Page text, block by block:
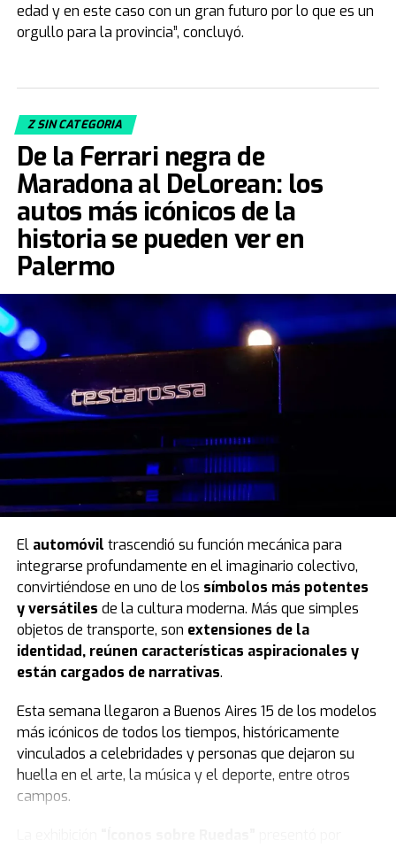
edad y en este caso con un gran futuro por lo que es un
orgullo para la provincia”, concluyó.
Z SIN CATEGORIA
De la Ferrari negra de
Maradona al DeLorean: los
autos más icónicos de la
historia se pueden ver en
Palermo
El automóvil trascendió su función mecánica para
integrarse profundamente en el imaginario colectivo,
convirtiéndose en uno de los símbolos más potentes
y versátiles de la cultura moderna. Más que simples
objetos de transporte, son extensiones de la
identidad, reúnen características aspiracionales y
están cargados de narrativas.
Esta semana llegaron a Buenos Aires 15 de los modelos
más icónicos de todos los tiempos, históricamente
vinculados a celebridades y personas que dejaron su
huella en el arte, la música y el deporte, entre otros
campos.